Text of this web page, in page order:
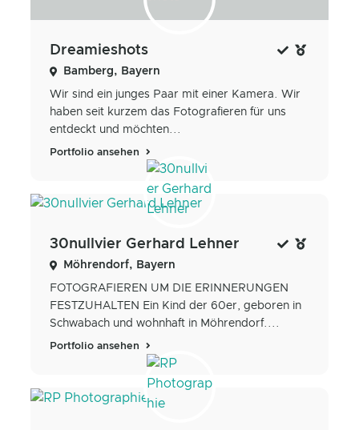
Dreamieshots
Bamberg, Bayern
Wir sind ein junges Paar mit einer Kamera. Wir
haben seit kurzem das Fotografieren für uns
entdeckt und möchten...
Portfolio ansehen
30nullvier Gerhard Lehner
Möhrendorf, Bayern
FOTOGRAFIEREN UM DIE ERINNERUNGEN
FESTZUHALTEN Ein Kind der 60er, geboren in
Schwabach und wohnhaft in Möhrendorf....
Portfolio ansehen